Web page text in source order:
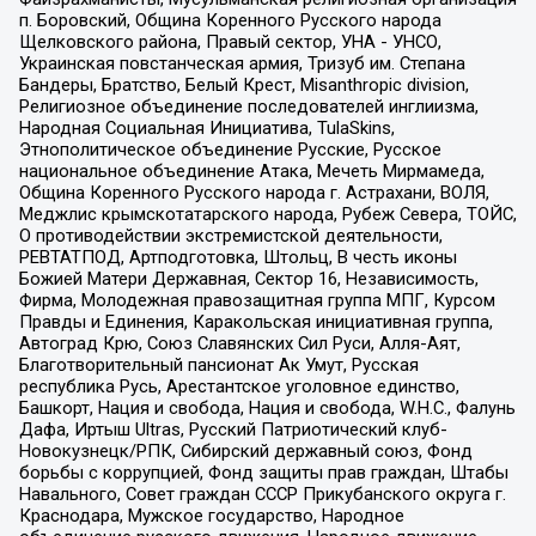
п. Боровский, Община Коренного Русского народа
Щелковского района, Правый сектор, УНА - УНСО,
Украинская повстанческая армия, Тризуб им. Степана
Бандеры, Братство, Белый Крест, Misanthropic division,
Религиозное объединение последователей инглиизма,
Народная Социальная Инициатива, TulaSkins,
Этнополитическое объединение Русские, Русское
национальное объединение Атака, Мечеть Мирмамеда,
Община Коренного Русского народа г. Астрахани, ВОЛЯ,
Меджлис крымскотатарского народа, Рубеж Севера, ТОЙС,
О противодействии экстремистской деятельности,
РЕВТАТПОД, Артподготовка, Штольц, В честь иконы
Божией Матери Державная, Сектор 16, Независимость,
Фирма, Молодежная правозащитная группа МПГ, Курсом
Правды и Единения, Каракольская инициативная группа,
Автоград Крю, Союз Славянских Сил Руси, Алля-Аят,
Благотворительный пансионат Ак Умут, Русская
республика Русь, Арестантское уголовное единство,
Башкорт, Нация и свобода, Нация и свобода, W.H.С., Фалунь
Дафа, Иртыш Ultras, Русский Патриотический клуб-
Новокузнецк/РПК, Сибирский державный союз, Фонд
борьбы с коррупцией, Фонд защиты прав граждан, Штабы
Навального, Совет граждан СССР Прикубанского округа г.
Краснодара, Мужское государство, Народное